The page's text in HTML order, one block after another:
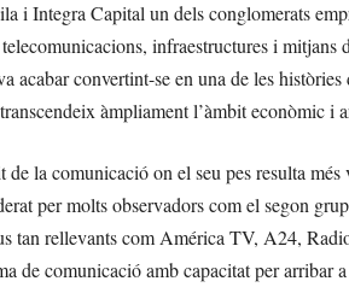
i Integra Capital un dels conglomerats
infraestructures i
acabar convertint-se en una de les
àmpliament l’àmbit econòmic i
de la comunicació on el seu pes resulta
per molts observadors com el segon
tan rellevants com América TV, A24,
de comunicació amb capacitat per arribar